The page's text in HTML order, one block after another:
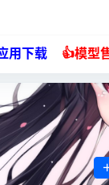
用下载 👍模型